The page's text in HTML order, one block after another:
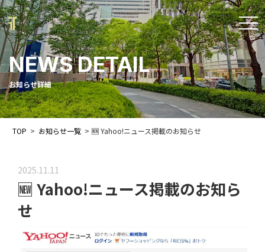
t
o
g
g
l
e
i
NEWS DETAIL
お知らせ詳細
TOP > お知らせ一覧 > 🆕 Yahoo!ニュース掲載のお知らせ
2025.11.11
🆕 Yahoo!ニュース掲載のお知ら
せ